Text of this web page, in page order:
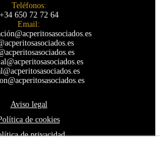
Teléfonos:
+34 650 72 72 64
Email:
Aviso legal
de cookies
de privacidad